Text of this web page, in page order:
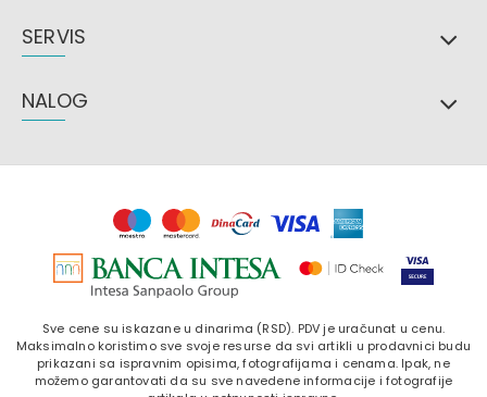
SERVIS
NALOG
Sve cene su iskazane u dinarima (RSD). PDV je uračunat u cenu.
Maksimalno koristimo sve svoje resurse da svi artikli u prodavnici budu
prikazani sa ispravnim opisima, fotografijama i cenama. Ipak, ne
možemo garantovati da su sve navedene informacije i fotografije